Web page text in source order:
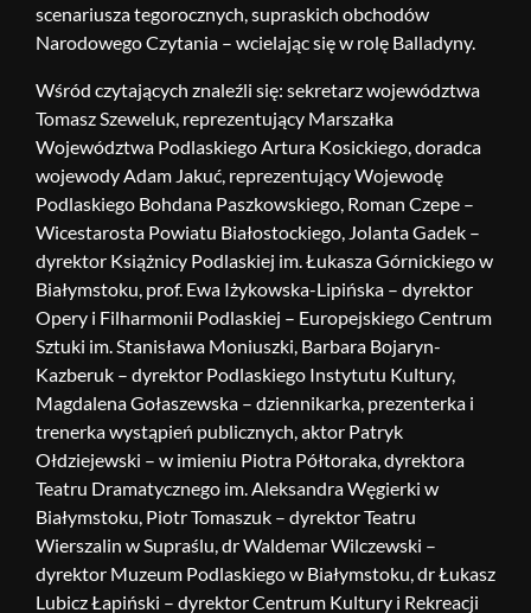
scenariusza tegorocznych, supraskich obchodów
Narodowego Czytania – wcielając się w rolę Balladyny.
Wśród czytających znaleźli się: sekretarz województwa
Tomasz Szeweluk, reprezentujący Marszałka
Województwa Podlaskiego Artura Kosickiego, doradca
wojewody Adam Jakuć, reprezentujący Wojewodę
Podlaskiego Bohdana Paszkowskiego, Roman Czepe –
Wicestarosta Powiatu Białostockiego, Jolanta Gadek –
dyrektor Książnicy Podlaskiej im. Łukasza Górnickiego w
Białymstoku, prof. Ewa Iżykowska-Lipińska – dyrektor
Opery i Filharmonii Podlaskiej – Europejskiego Centrum
Sztuki im. Stanisława Moniuszki, Barbara Bojaryn-
Kazberuk – dyrektor Podlaskiego Instytutu Kultury,
Magdalena Gołaszewska – dziennikarka, prezenterka i
trenerka wystąpień publicznych, aktor Patryk
Ołdziejewski – w imieniu Piotra Półtoraka, dyrektora
Teatru Dramatycznego im. Aleksandra Węgierki w
Białymstoku, Piotr Tomaszuk – dyrektor Teatru
Wierszalin w Supraślu, dr Waldemar Wilczewski –
dyrektor Muzeum Podlaskiego w Białymstoku, dr Łukasz
Lubicz Łapiński – dyrektor Centrum Kultury i Rekreacji